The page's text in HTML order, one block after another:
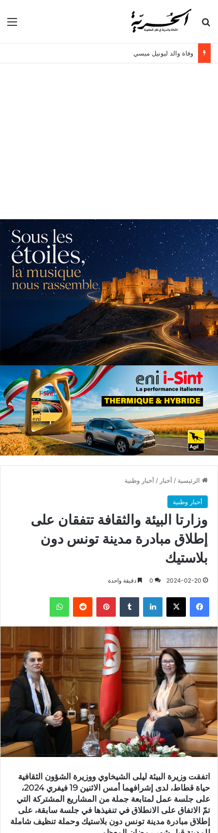
بحث عن
وفاة والد ليونيل ميسي
الرئيسية / أخبار / أخبار وطنية
أخبار وطنية
وزارتا البيئة والثقافة تتفقان على
إطلاق مبادرة مدينة تونس دون
بلاستيك
2024-02-20
0 دقيقة واحدة
فيسبوك X لينكدإن بينتيريست واتساب
اتفقت وزيرة البيئة ليلى الشيخاوي ووزيرة الشؤون الثقافية
حياة قطاط، لدى إشرافهما أمس الاثنين 19 فيفري 2024،
على جلسة عمل لمتابعة جملة من المشاريع المشتركة التي
تمّ الاتفاق على الانطلاق في تنفيذها في جلسة سابقة، على
إطلاق مبادرة مدينة تونس دون بلاستيك وحملة تنظيف شاملة